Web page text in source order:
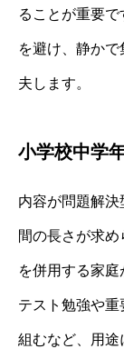
ることが重要
を避け、静か
夫します。
小学校中学
内容が問題解
間の長さが求
を併用する家庭
テスト勉強や重
組むなど、用